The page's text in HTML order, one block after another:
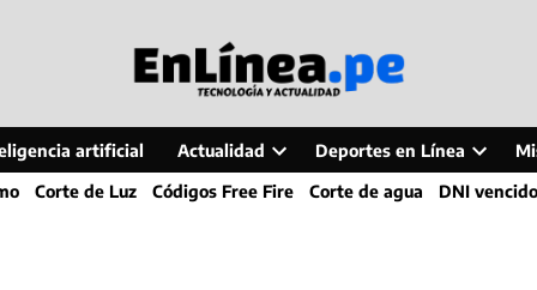
artificial Actualidad
Open
dropdown
Deportes en Línea
Open
dropdown
Corte de Luz Códigos Free Fire Corte de agua DNI vencido